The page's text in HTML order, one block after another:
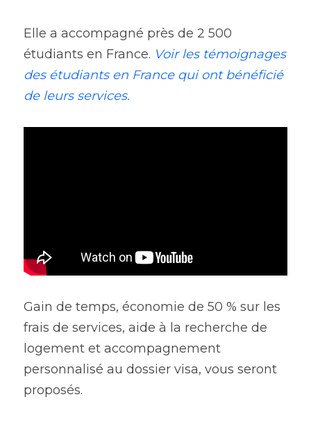
Elle a accompagné près de 2 500
étudiants en France. Voir les témoignages
des étudiants en France qui ont bénéficié
de leurs services.
Gain de temps, économie de 50 % sur les
frais de services, aide à la recherche de
logement et accompagnement
personnalisé au dossier visa, vous seront
proposés.